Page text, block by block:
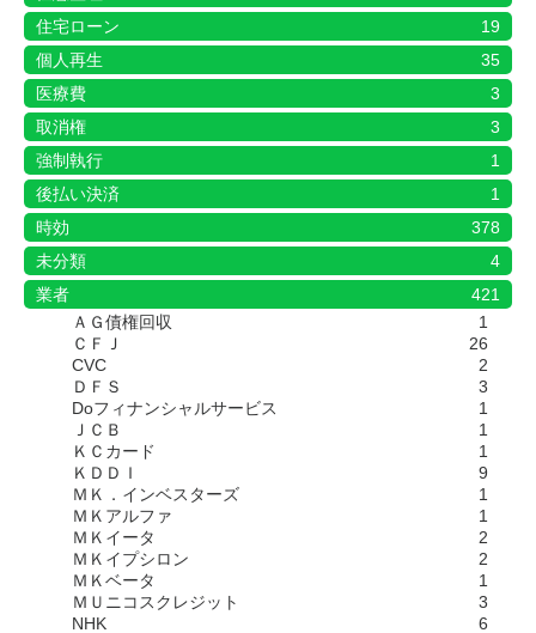
住宅ローン
19
個人再生
35
医療費
3
取消権
3
強制執行
1
後払い決済
1
時効
378
未分類
4
業者
421
ＡＧ債権回収
1
ＣＦＪ
26
CVC
2
ＤＦＳ
3
Doフィナンシャルサービス
1
ＪＣＢ
1
ＫＣカード
1
ＫＤＤＩ
9
ＭＫ．インベスターズ
1
ＭＫアルファ
1
ＭＫイータ
2
ＭＫイプシロン
2
ＭＫベータ
1
ＭＵニコスクレジット
3
NHK
6